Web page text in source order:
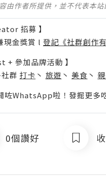
由作者所提供，並不代表本
招募 】
現金獎賞 l 登記《社群創作
+ 參加品牌活動 】
群 打卡 丶 旅遊 丶 美食 丶
咗WhatsApp啦！發掘更多
0個讚好